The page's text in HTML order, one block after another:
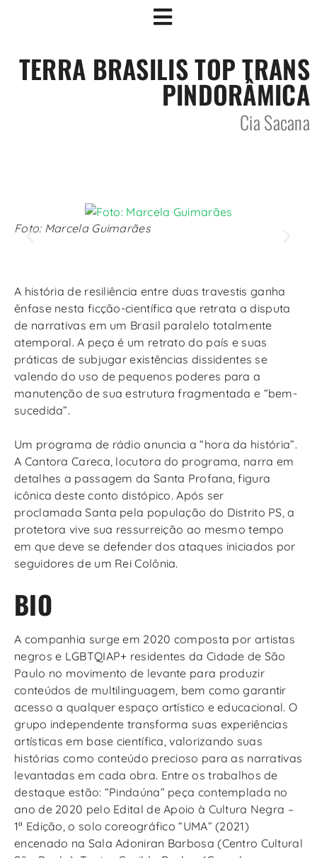
TERRA BRASILIS TOP TRANS
PINDORÂMICA
Cia Sacana
Foto: Marcela Guimarães
A história de resiliência entre duas travestis ganha
ênfase nesta ficção-científica que retrata a disputa
de narrativas em um Brasil paralelo totalmente
atemporal. A peça é um retrato do país e suas
práticas de subjugar existências dissidentes se
valendo do uso de pequenos poderes para a
manutenção de sua estrutura fragmentada e “bem-
sucedida”.
Um programa de rádio anuncia a “hora da história”.
A Cantora Careca, locutora do programa, narra em
detalhes a passagem da Santa Profana, figura
icônica deste conto distópico. Após ser
proclamada Santa pela população do Distrito PS, a
protetora vive sua ressurreição ao mesmo tempo
em que deve se defender dos ataques iniciados por
seguidores de um Rei Colônia.
BIO
A companhia surge em 2020 composta por artistas
negros e LGBTQIAP+ residentes da Cidade de São
Paulo no movimento de levante para produzir
conteúdos de multilinguagem, bem como garantir
acesso a qualquer espaço artístico e educacional. O
grupo independente transforma suas experiências
artísticas em base científica, valorizando suas
histórias como conteúdo precioso para as narrativas
levantadas em cada obra. Entre os trabalhos de
destaque estão: “Pindaúna” peça contemplada no
ano de 2020 pelo Edital de Apoio à Cultura Negra –
1ª Edição, o solo coreográfico “UMA” (2021)
encenado na Sala Adoniran Barbosa (Centro Cultural